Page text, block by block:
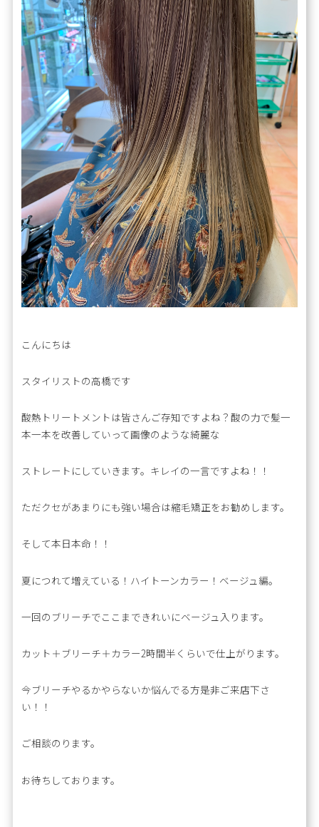
こんにちは
スタイリストの高橋です
酸熱トリートメントは皆さんご存知ですよね？酸の力で髪一
本一本を改善していって画像のような綺麗な
ストレートにしていきます。キレイの一言ですよね！！
ただクセがあまりにも強い場合は縮毛矯正をお勧めします。
そして本日本命！！
夏につれて増えている！ハイトーンカラー！ベージュ編。
一回のブリーチでここまできれいにベージュ入ります。
カット＋ブリーチ＋カラー2時間半くらいで仕上がります。
今ブリーチやるかやらないか悩んでる方是非ご来店下さ
い！！
ご相談のります。
お待ちしております。